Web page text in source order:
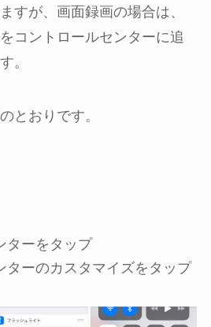
すが、画面録画の場合は、
コントロールセンターに追
。
とおりです。
ターをタップ
ターのカスタマイズをタップ